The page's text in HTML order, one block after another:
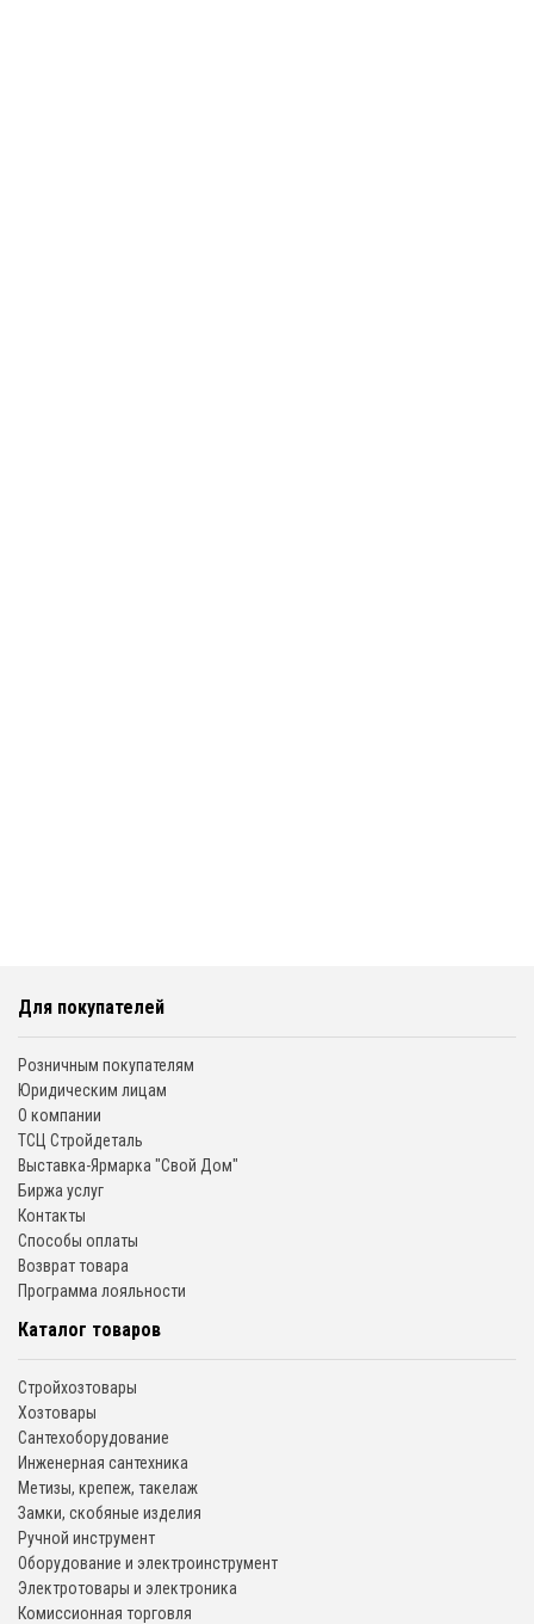
Для покупателей
Розничным покупателям
Юридическим лицам
О компании
ТСЦ Стройдеталь
Выставка-Ярмарка "Свой Дом"
Биржа услуг
Контакты
Способы оплаты
Возврат товара
Программа лояльности
Каталог товаров
Стройхозтовары
Хозтовары
Сантехоборудование
Инженерная сантехника
Метизы, крепеж, такелаж
Замки, скобяные изделия
Ручной инструмент
Оборудование и электроинструмент
Электротовары и электроника
Комиссионная торговля